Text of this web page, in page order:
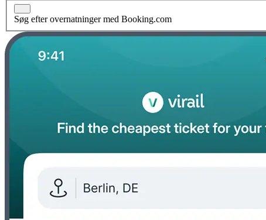
Søg efter overnatninger med Booking.com